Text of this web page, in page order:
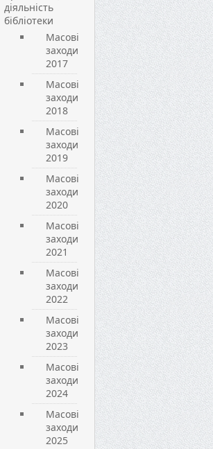
діяльність
бібліотеки
Масові
заходи
2017
Масові
заходи
2018
Масові
заходи
2019
Масові
заходи
2020
Масові
заходи
2021
Масові
заходи
2022
Масові
заходи
2023
Масові
заходи
2024
Масові
заходи
2025